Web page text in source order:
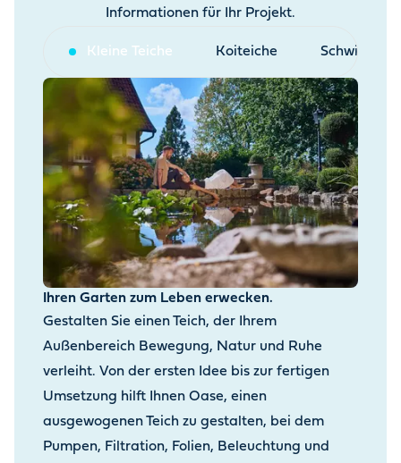
Informationen für Ihr Projekt.
Kleine Teiche Koiteiche
Ihren Garten zum Leben erwecken.
Gestalten Sie einen Teich, der Ihrem
Außenbereich Bewegung, Natur und Ruhe
verleiht. Von der ersten Idee bis zur fertigen
Umsetzung hilft Ihnen Oase, einen
ausgewogenen Teich zu gestalten, bei dem
Pumpen, Filtration, Folien, Beleuchtung und